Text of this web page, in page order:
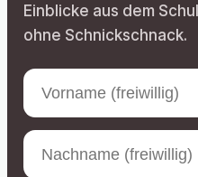
Einblicke aus dem
ohne Schnickschnack.